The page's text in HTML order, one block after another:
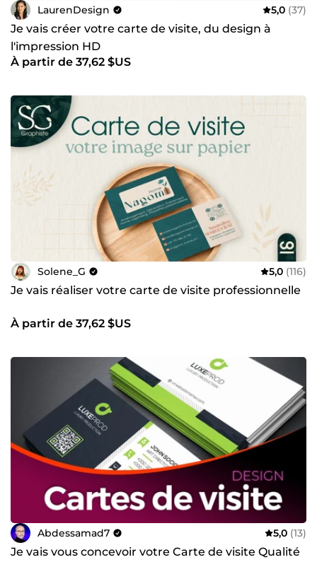
LaurenDesign 5,0 (37)
Je vais créer votre carte de visite, du design à
l'impression HD
À partir de 37,62 $US
Solene_G 5,0 (116)
Je vais réaliser votre carte de visite professionnelle
À partir de 37,62 $US
Abdessamad7 5,0 (13)
Je vais vous concevoir votre Carte de visite Qualité